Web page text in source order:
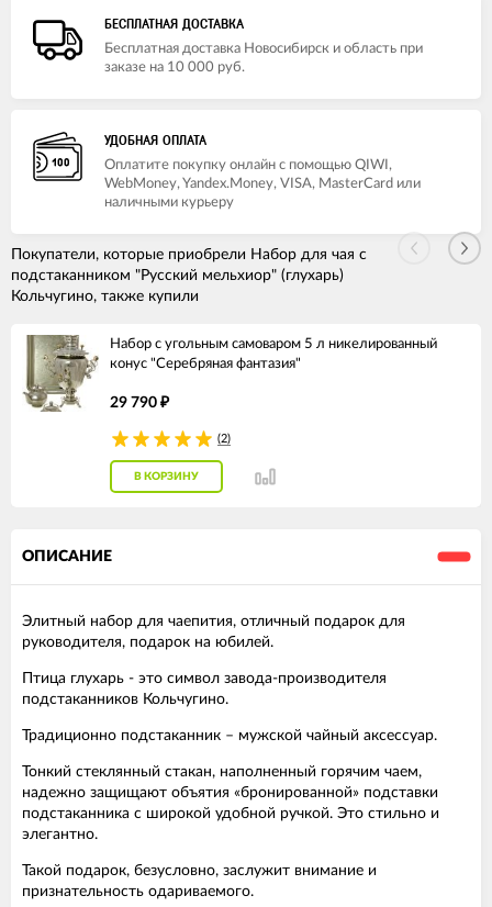
БЕСПЛАТНАЯ ДОСТАВКА
Бесплатная доставка Новосибирск и область при
заказе на 10 000 руб.
УДОБНАЯ ОПЛАТА
Оплатите покупку онлайн с помощью QIWI,
WebMoney, Yandex.Money, VISA, MasterCard или
наличными курьеру
Покупатели, которые приобрели Набор для чая с
подстаканником "Русский мельхиор" (глухарь)
Кольчугино, также купили
Набор с угольным самоваром 5 л никелированный
конус "Серебряная фантазия"
29 790 ₽
(2)
В КОРЗИНУ
ОПИСАНИЕ
Элитный набор для чаепития, отличный подарок для
руководителя, подарок на юбилей.
Птица глухарь - это символ завода-производителя
подстаканников Кольчугино.
Традиционно подстаканник – мужской чайный аксессуар.
Тонкий стеклянный стакан, наполненный горячим чаем,
надежно защищают объятия «бронированной» подставки
подстаканника с широкой удобной ручкой. Это стильно и
элегантно.
Такой подарок, безусловно, заслужит внимание и
признательность одариваемого.